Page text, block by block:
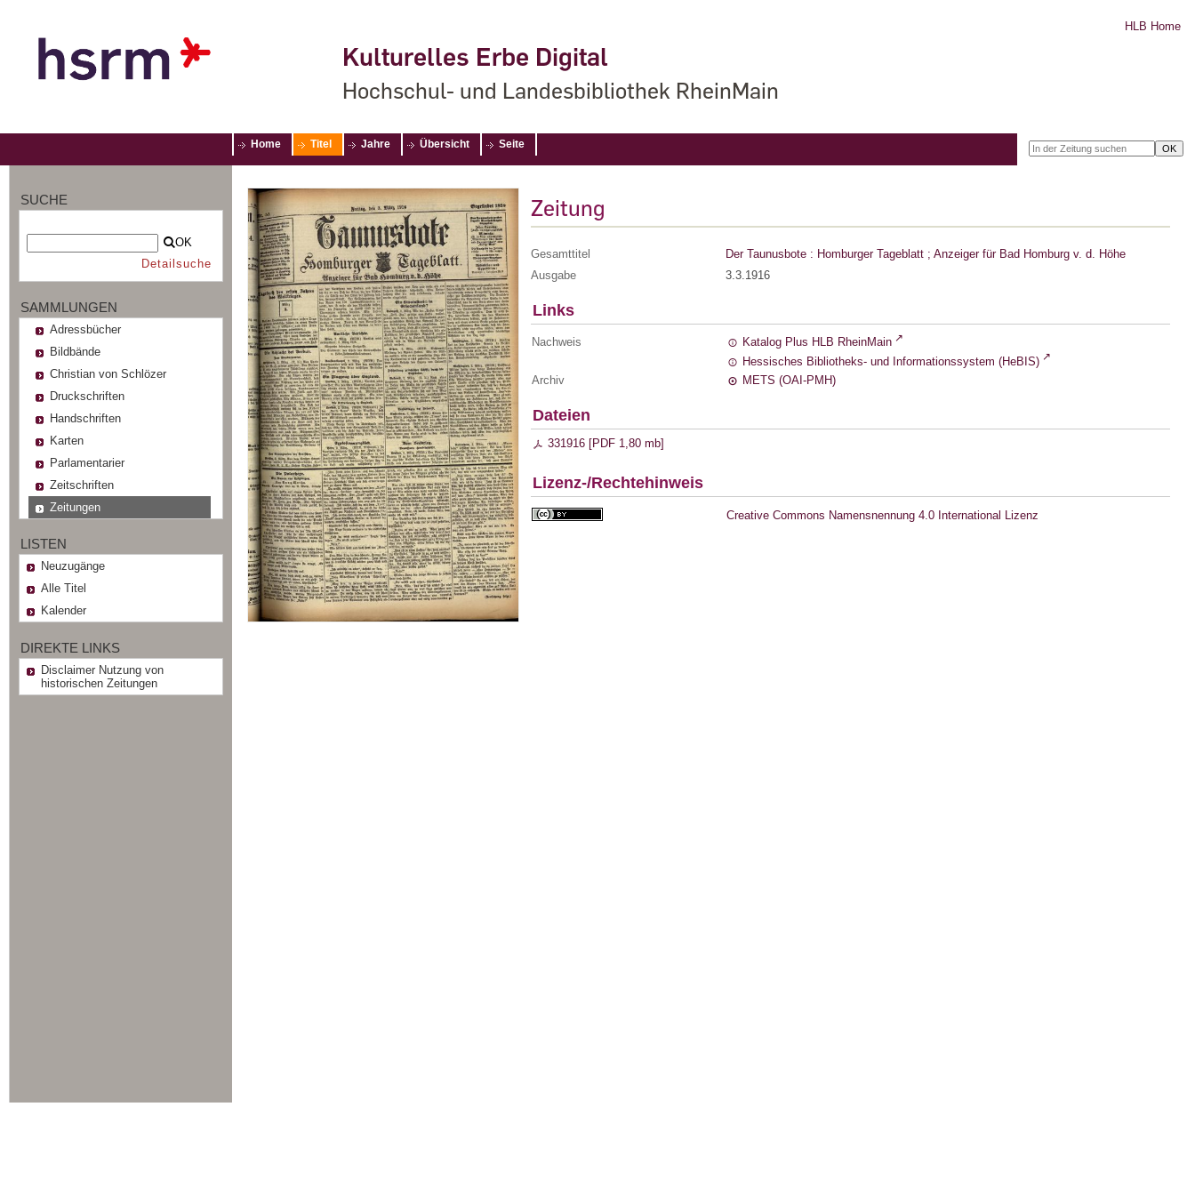
Kulturelles Erbe Digital
Hochschul- und Landesbibliothek RheinMain
HLB Home
Home Titel Jahre Übersicht Seite
SUCHE
OK
Detailsuche
SAMMLUNGEN
Adressbücher
Bildbände
Christian von Schlözer
Druckschriften
Handschriften
Karten
Parlamentarier
Zeitschriften
Zeitungen
LISTEN
Neuzugänge
Alle Titel
Kalender
DIREKTE LINKS
Disclaimer Nutzung von
historischen Zeitungen
Zeitung
Gesamttitel
Der Taunusbote : Homburger Tageblatt ; Anzeiger für Bad Homburg v. d. Höhe
Ausgabe
3.3.1916
Links
Nachweis
Katalog Plus HLB RheinMain
Hessisches Bibliotheks- und Informationssystem (HeBIS)
Archiv
METS (OAI-PMH)
Dateien
331916 [PDF 1,80 mb]
Lizenz-/Rechtehinweis
Creative Commons Namensnennung 4.0 International Lizenz